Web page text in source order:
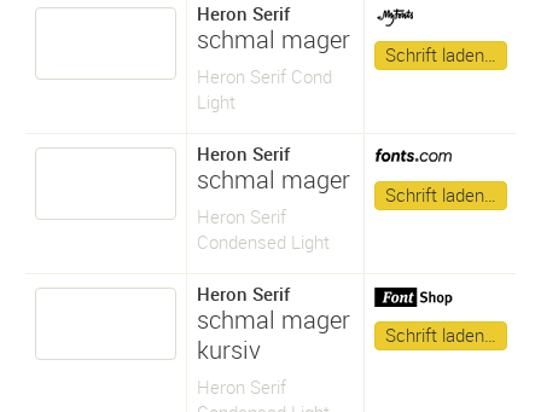
Heron Serif
schmal mager
Heron Serif Cond
Light
Schrift laden…
Heron Serif
schmal mager
Heron Serif
Condensed Light
Schrift laden…
Heron Serif
schmal mager
kursiv
Heron Serif
Schrift laden…